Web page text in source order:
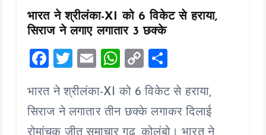
भारत ने श्रीलंका-XI को 6 विकेट से हराया,
सिराज ने लगाए लगातार 3 छक्के
F
ce
b
T
tt
er
E
ai
l
W
at
s
C
p
y
a
re
भारत ने श्रीलंका-XI को 6 विकेट से हराया,
सिराज ने लगातार तीन छक्के लगाकर दिलाई
रोमांचक जीत समाचार गढ़, कोलंबो। भारत ने